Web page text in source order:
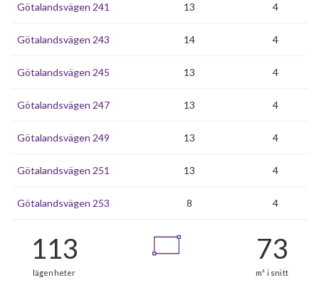
Götalandsvägen 241 13 4
Götalandsvägen 243 14 4
Götalandsvägen 245 13 4
Götalandsvägen 247 13 4
Götalandsvägen 249 13 4
Götalandsvägen 251 13 4
Götalandsvägen 253 8 4